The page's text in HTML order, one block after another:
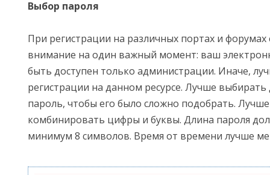
Выбор пароля
При регистрации на различных портах и форумах
внимание на один важный момент: ваш
быть доступен только администрации. Иначе,
регистрации на данном ресурсе. Лучше
пароль, чтобы его было сложно подобрать. Лучше
комбинировать цифры и буквы. Длина пароля
минимум 8 символов. Время от времени лучше